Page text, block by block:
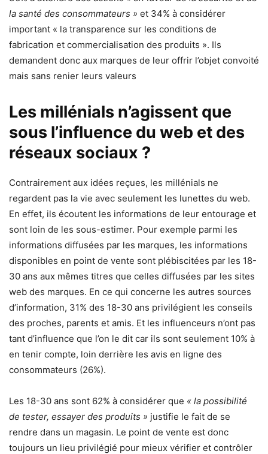
la santé des consommateurs » et 34% à considérer
important « la transparence sur les conditions de
fabrication et commercialisation des produits ». Ils
demandent donc aux marques de leur offrir l’objet convoité
mais sans renier leurs valeurs
Les millénials n’agissent que
sous l’influence du web et des
réseaux sociaux ?
Contrairement aux idées reçues, les millénials ne
regardent pas la vie avec seulement les lunettes du web.
En effet, ils écoutent les informations de leur entourage et
sont loin de les sous-estimer. Pour exemple parmi les
informations diffusées par les marques, les informations
disponibles en point de vente sont plébiscitées par les 18-
30 ans aux mêmes titres que celles diffusées par les sites
web des marques. En ce qui concerne les autres sources
d’information, 31% des 18-30 ans privilégient les conseils
des proches, parents et amis. Et les influenceurs n’ont pas
tant d’influence que l’on le dit car ils sont seulement 10% à
en tenir compte, loin derrière les avis en ligne des
consommateurs (26%).
Les 18-30 ans sont 62% à considérer que « la possibilité
de tester, essayer des produits » justifie le fait de se
rendre dans un magasin. Le point de vente est donc
toujours un lieu privilégié pour mieux vérifier et contrôler